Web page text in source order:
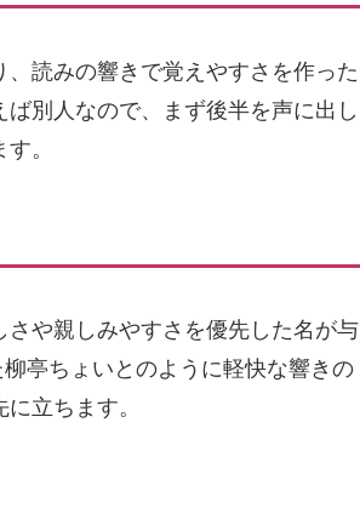
読みの響きで覚えやすさを作った
別人なので、まず後半を声に出し
。
や親しみやすさを優先した名が与
亭ちょいとのように軽快な響きの
立ちます。